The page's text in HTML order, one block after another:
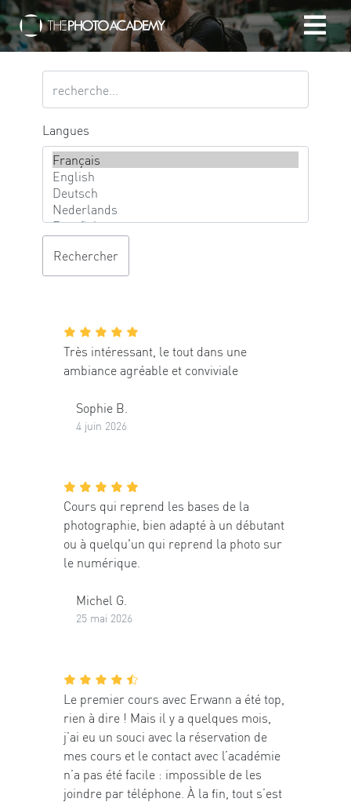
Accueil
Offrir une Carte Cadeau
Langues
Très intéressant, le tout dans une
ambiance agréable et conviviale
Sophie B.
4 juin 2026
Cours qui reprend les bases de la
photographie, bien adapté à un débutant
ou à quelqu'un qui reprend la photo sur
le numérique.
Michel G.
25 mai 2026
Le premier cours avec Erwann a été top,
rien à dire ! Mais il y a quelques mois,
j’ai eu un souci avec la réservation de
mes cours et le contact avec l’académie
n’a pas été facile : impossible de les
joindre par téléphone. À la fin, tout s’est